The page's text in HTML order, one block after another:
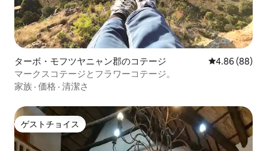
ターボ・モフツヤニャン郡のコテージ レビュー88件
4.86 (88)
マークスコテージとフラワーコテージ。
家族 · 価格 · 清潔さ
ゲストチョイス
ゲストチョイス